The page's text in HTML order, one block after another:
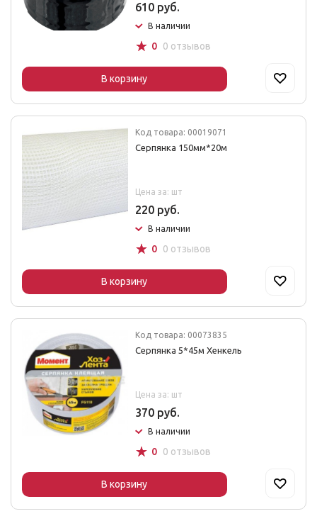
610 руб.
В наличии
☆ 0 0 отзывов
В корзину
Код товара: 00019071
Серпянка 150мм*20м
Цена за: шт
220 руб.
В наличии
☆ 0 0 отзывов
В корзину
Код товара: 00073835
Серпянка 5*45м Хенкель
Цена за: шт
370 руб.
В наличии
☆ 0 0 отзывов
В корзину